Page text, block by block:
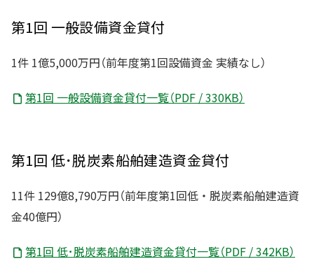
第1回 一般設備資金貸付
1件 1億5,000万円（前年度第1回設備資金 実績なし）
第1回 一般設備資金貸付一覧（PDF / 330KB）
第1回 低･脱炭素船舶建造資金貸付
11件 129億8,790万円（前年度第1回低・脱炭素船舶建造資
金40億円）
第1回 低･脱炭素船舶建造資金貸付一覧（PDF / 342KB）